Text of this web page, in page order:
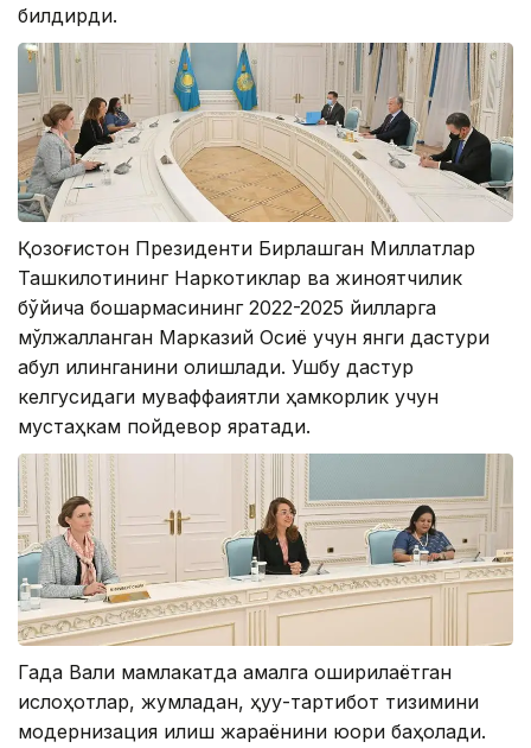
билдирди.
Қозоғистон Президенти Бирлашган Миллатлар
Ташкилотининг Наркотиклар ва жиноятчилик
бўйича бошқармасининг 2022-2025 йилларга
мўлжалланган Марказий Осиё учун янги дастури
қабул қилинганини олқишлади. Ушбу дастур
келгусидаги муваффақиятли ҳамкорлик учун
мустаҳкам пойдевор яратади.
Гада Вали мамлакатда амалга оширилаётган
ислоҳотлар, жумладан, ҳуқуқ-тартибот тизимини
модернизация қилиш жараёнини юқори баҳолади.